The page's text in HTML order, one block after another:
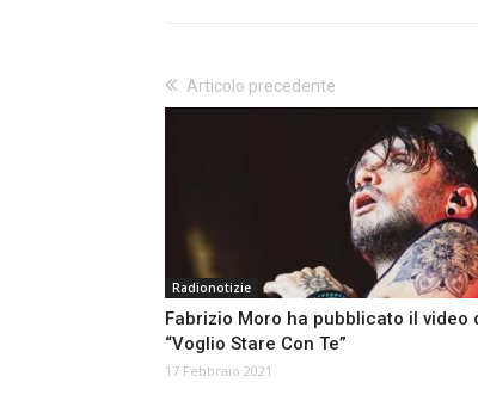
Articolo precedente
Radionotizie
Fabrizio Moro ha pubblicato il video
“Voglio Stare Con Te”
17 Febbraio 2021